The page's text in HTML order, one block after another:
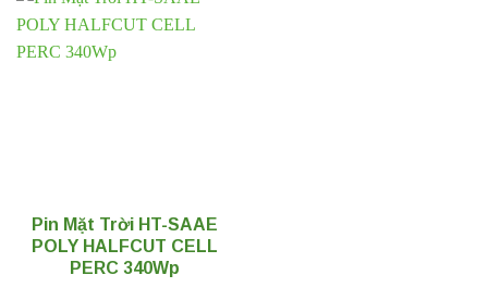
Pin Mặt Trời HT-SAAE
POLY HALFCUT CELL
PERC 340Wp